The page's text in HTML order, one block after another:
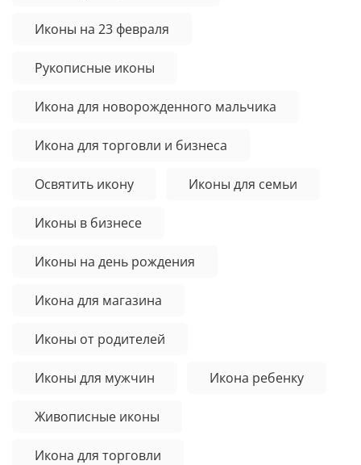
Иконы на 23 февраля
Рукописные иконы
Икона для новорожденного мальчика
Икона для торговли и бизнеса
Освятить икону Иконы для семьи
Иконы в бизнесе
Иконы на день рождения
Икона для магазина
Иконы от родителей
Иконы для мужчин Икона ребенку
Живописные иконы
Икона для торговли